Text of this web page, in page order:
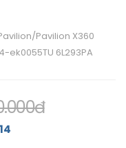
Pavilion X360
ek0055TU 6L293PA